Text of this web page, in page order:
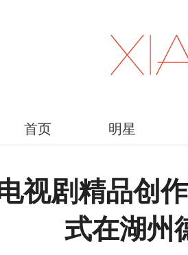
首页 明星
视剧精品创
式在湖州